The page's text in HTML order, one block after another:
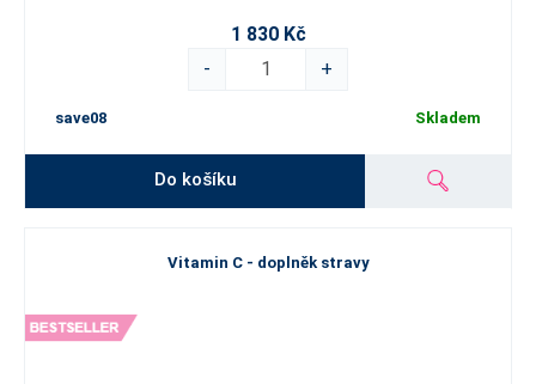
1 830 Kč
-
+
save08 Skladem
Do košíku
Vitamin C - doplněk stravy